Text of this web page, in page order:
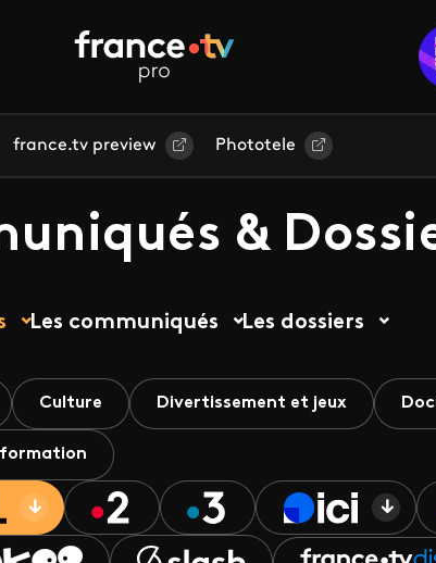
france.tv preview Phototele
&
Les communiqués Les dossiers
Culture Divertissement et jeux